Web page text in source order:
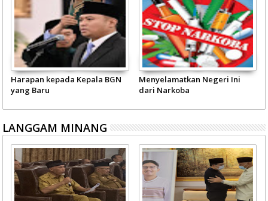
Harapan kepada Kepala BGN
yang Baru
Menyelamatkan Negeri Ini
dari Narkoba
LANGGAM MINANG